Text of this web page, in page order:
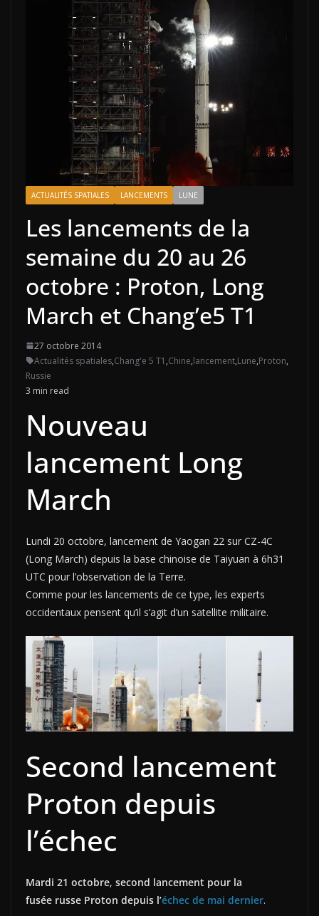
ACTUALITÉS SPATIALES LANCEMENTS LUNE
Les lancements de la
semaine du 20 au 26
octobre : Proton, Long
March et Chang’e5 T1
27 octobre 2014
Actualités spatiales,Chang'e 5 T1 ,Chine,lancement,Lune,Proton,
Russie
3 min read
Nouveau
lancement Long
March
Lundi 20 octobre, lancement de Yaogan 22 sur CZ-4C
(Long March) depuis la base chinoise de Taiyuan à 6h31
UTC pour l’observation de la Terre.
Comme pour les lancements de ce type, les experts
occidentaux pensent qu’il s’agit d’un satellite militaire.
Second lancement
Proton depuis
l’échec
Mardi 21 octobre, second lancement pour la
fusée russe Proton depuis l’échec de mai dernier.